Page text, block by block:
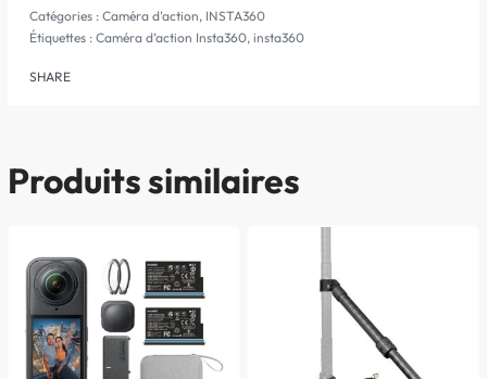
Catégories : Caméra d'action, INSTA360
Étiquettes : Caméra d’action Insta360, insta360
SHARE
Produits similaires